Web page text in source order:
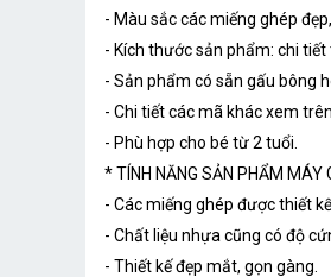
- Màu sắc các miếng ghép
- Kích thước sản phẩm: chi
- Sản phẩm có sẵn gấu bông
- Chi tiết các mã khác xem
- Phù hợp cho bé từ 2 tuổi.
* TÍNH NĂNG SẢN PHẨM MÁY
- Các miếng ghép được thiết
- Chất liệu nhựa cũng có độ
- Thiết kế đẹp mắt, gọn gàng.